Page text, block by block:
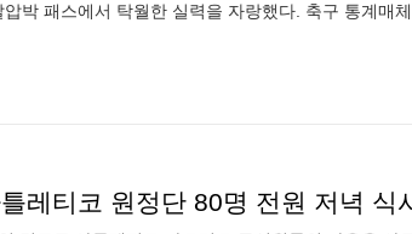
박 패스에서 탁월한 실력을 자랑했다. 축구 통계매체